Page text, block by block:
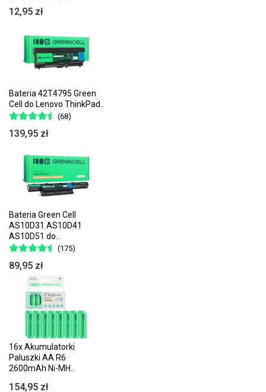
12,95 zł
Bateria 42T4795 Green
Cell do Lenovo ThinkPad..
(68)
139,95 zł
Bateria Green Cell
AS10D31 AS10D41
AS10D51 do..
(175)
89,95 zł
16x Akumulatorki
Paluszki AA R6
2600mAh Ni-MH..
154,95 zł